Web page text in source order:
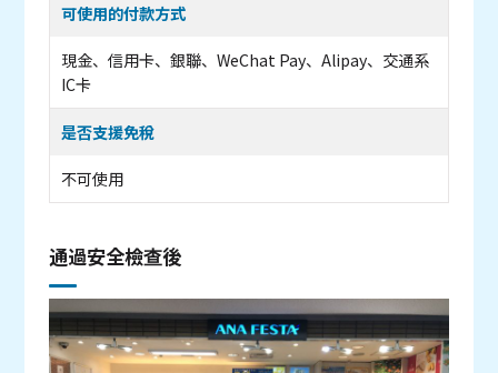
可使用的付款方式
現金、信用卡、銀聯、WeChat Pay、Alipay、交通系
IC卡
是否支援免稅
不可使用
通過安全檢查後